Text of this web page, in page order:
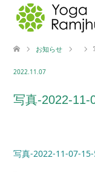
お知らせ
2022.11.07
写真-2022-11-
写真-2022-11-07-